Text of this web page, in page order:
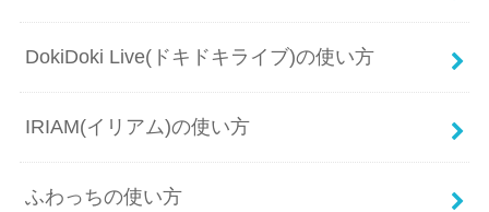
DokiDoki Live(ドキドキライブ)の使い方
IRIAM(イリアム)の使い方
ふわっちの使い方